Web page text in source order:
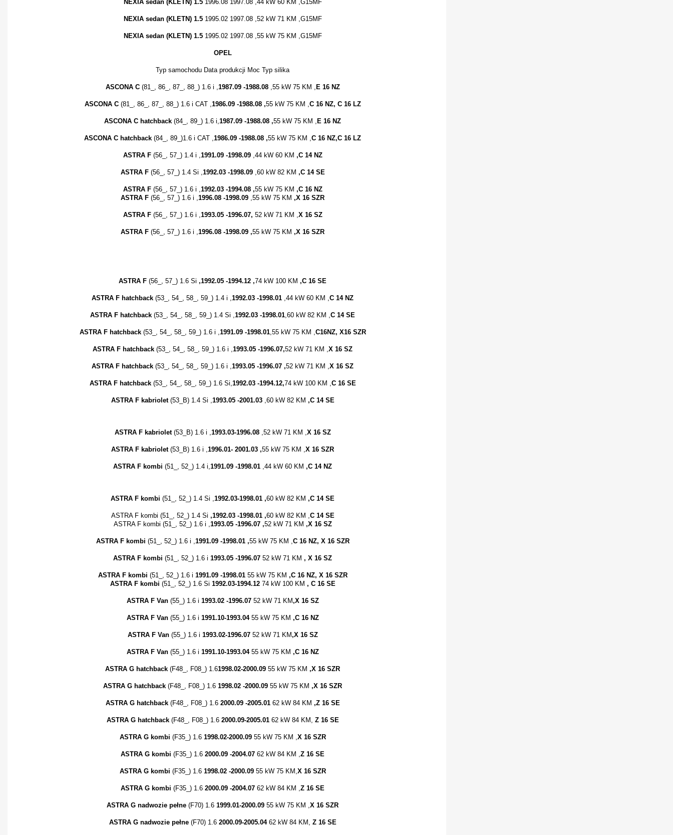
NEXIA sedan (KLETN) 1.5 1996.08 1997.08 ,44 kW 60 KM ,G15MF
NEXIA sedan (KLETN) 1.5 1995.02 1997.08 ,52 kW 71 KM ,G15MF
NEXIA sedan (KLETN) 1.51995.02 1997.08 ,55 kW 75 KM ,G15MF
OPEL
Typ samochodu Data produkcji Moc Typ silika
ASCONA C(81_, 86_, 87_, 88_) 1.6 i ,1987.09 -1988.08 ,55 kW 75 KM , E 16 NZ
ASCONA C(81_, 86_, 87_, 88_) 1.6 i CAT ,1986.09 -1988.08 ,55 kW 75 KM ,C 16 NZ, C 16 LZ
ASCONA C hatchback (84_, 89_) 1.6 i,1987.09 -1988.08 ,55 kW 75 KM , E 16 NZ
ASCONA C hatchback(84_, 89_)1.6 i CAT ,1986.09 -1988.08 ,55 kW 75 KM ,C 16 NZ,C 16 LZ
ASTRA F (56_, 57_) 1.4 i ,1991.09 -1998.09,44 kW 60 KM ,C 14 NZ
ASTRA F(56_, 57_) 1.4 Si ,1992.03 -1998.09,60 kW 82 KM ,C 14 SE
ASTRA F(56_, 57_) 1.6 i ,1992.03 -1994.08 ,55 kW 75 KM ,C 16 NZ
ASTRA F(56_, 57_) 1.6 i ,1996.08 -1998.09 ,55 kW 75 KM,X 16 SZR
ASTRA F(56_, 57_) 1.6 i ,1993.05 -1996.07, 52 kW 71 KM ,X 16 SZ
ASTRA F (56_, 57_) 1.6 i ,1996.08 -1998.09 ,55 kW 75 KM,X 16 SZR
ASTRA F(56_, 57_) 1.6 Si,1992.05 -1994.12 ,74 kW 100 KM ,C 16 SE
ASTRA F hatchback (53_, 54_, 58_, 59_) 1.4 i ,1992.03 -1998.01 ,44 kW 60 KM ,C 14 NZ
ASTRA F hatchback (53_, 54_, 58_, 59_) 1.4 Si ,1992.03 -1998.01,60 kW 82 KM ,C 14 SE
ASTRA F hatchback(53_, 54_, 58_, 59_) 1.6 i ,1991.09 -1998.01,55 kW 75 KM ,C16NZ, X16 SZR
ASTRA F hatchback(53_, 54_, 58_, 59_) 1.6 i ,1993.05 -1996.07,52 kW 71 KM ,X 16 SZ
ASTRA F hatchback (53_, 54_, 58_, 59_) 1.6 i ,1993.05 -1996.07 ,52 kW 71 KM ,X 16 SZ
ASTRA F hatchback(53_, 54_, 58_, 59_) 1.6 Si,1992.03 -1994.12,74 kW 100 KM ,C 16 SE
ASTRA F kabriolet (53_B) 1.4 Si ,1993.05 -2001.03,60 kW 82 KM ,C 14 SE
ASTRA F kabriolet(53_B) 1.6 i ,1993.03-1996.08,52 kW 71 KM ,X 16 SZ
ASTRA F kabriolet(53_B) 1.6 i ,1996.01- 2001.03 ,55 kW 75 KM ,X 16 SZR
ASTRA F kombi(51_, 52_) 1.4 i,1991.09 -1998.01 ,44 kW 60 KM,C 14 NZ
ASTRA F kombi(51_, 52_) 1.4 Si ,1992.03-1998.01 ,60 kW 82 KM,C 14 SE
ASTRA F kombi (51_, 52_) 1.4 Si ,1992.03 -1998.01 ,60 kW 82 KM ,C 14 SE
ASTRA F kombi (51_, 52_) 1.6 i ,1993.05 -1996.07 ,52 kW 71 KM ,X 16 SZ
ASTRA F kombi (51_, 52_) 1.6 i ,1991.09 -1998.01 ,55 kW 75 KM ,C 16 NZ, X 16 SZR
ASTRA F kombi(51_, 52_) 1.6 i1993.05 -1996.0752 kW 71 KM, X 16 SZ
ASTRA F kombi (51_, 52_) 1.6 i 1991.09 -1998.01 55 kW 75 KM ,C 16 NZ, X 16 SZR
ASTRA F kombi (51_, 52_) 1.6 Si 1992.03-1994.12 74 kW 100 KM , C 16 SE
ASTRA F Van(55_) 1.6 i 1993.02 -1996.07 52 kW 71 KM,X 16 SZ
ASTRA F Van(55_) 1.6 i 1991.10-1993.04 55 kW 75 KM ,C 16 NZ
ASTRA F Van (55_) 1.6 i 1993.02-1996.0752 kW 71 KM,X 16 SZ
ASTRA F Van(55_) 1.6 i 1991.10-1993.0455 kW 75 KM ,C 16 NZ
ASTRA G hatchback(F48_, F08_) 1.61998.02-2000.0955 kW 75 KM,X 16 SZR
ASTRA G hatchback(F48_, F08_) 1.61998.02 -2000.09 55 kW 75 KM,X 16 SZR
ASTRA G hatchback(F48_, F08_) 1.6 2000.09 -2005.0162 kW 84 KM ,Z 16 SE
ASTRA G hatchback(F48_, F08_) 1.6 2000.09-2005.0162 kW 84 KM, Z 16 SE
ASTRA G kombi (F35_) 1.6 1998.02-2000.09 55 kW 75 KM ,X 16 SZR
ASTRA G kombi(F35_) 1.62000.09 -2004.07 62 kW 84 KM ,Z 16 SE
ASTRA G kombi (F35_) 1.6 1998.02 -2000.09 55 kW 75 KM,X 16 SZR
ASTRA G kombi (F35_) 1.62000.09 -2004.0762 kW 84 KM ,Z 16 SE
ASTRA G nadwozie pełne (F70) 1.61999.01-2000.0955 kW 75 KM ,X 16 SZR
ASTRA G nadwozie pełne(F70) 1.6 2000.09-2005.04 62 kW 84 KM, Z 16 SE